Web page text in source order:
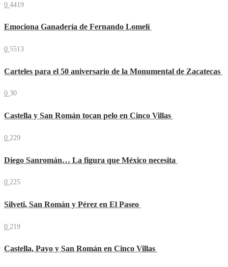
0 4419
Emociona Ganadería de Fernando Lomelí
0 5513
Carteles para el 50 aniversario de la Monumental de Zacatecas
0 30
Castella y San Román tocan pelo en Cinco Villas
0 229
Diego Sanromán… La figura que México necesita
0 225
Silveti, San Román y Pérez en El Paseo
0 219
Castella, Payo y San Román en Cinco Villas